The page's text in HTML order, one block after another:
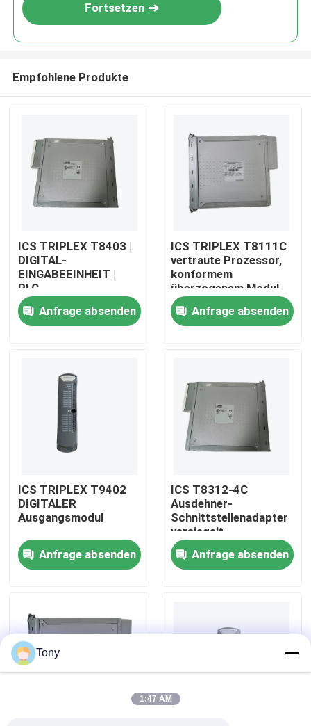
Zu Hause
Über uns
Werksbesichtigung
Qualitätskontrolle
Kontakt mit uns
Programmierbarer Logik-Prüfer PLC
Allen Bradley PLC-Modul
Fortsetzen
Empfohlene Produkte
ICS TRIPLEX T8403 |
DIGITAL-
EINGABEEINHEIT |
PLC-
INPUT-/OUTPUTmodul
NEU AUF LAGER
Anfrage absenden
ICS TRIPLEX T8111C
vertraute Prozessor,
konformem
überzogenem Modul
Anfrage absenden
ICS TRIPLEX T9402
DIGITALER
Ausgangsmodul
Anfrage absenden
ICS T8312-4C
Ausdehner-
Schnittstellenadapter
versiegelt
Anfrage absenden
Tony
1:47 AM